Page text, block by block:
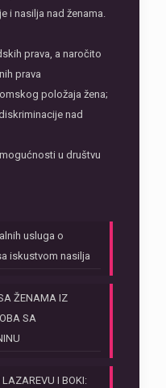
i nasilja nad ženama.
prava, a naročito
prava
položaja žena;
nad
u društvu
usluga o
iskustvom nasilja
ŽENAMA IZ
SA
I BOKI: